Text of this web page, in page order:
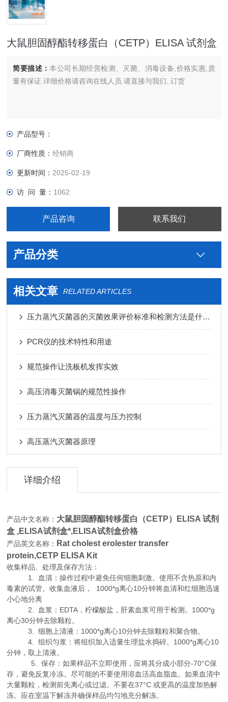
大鼠胆固醇酯转移蛋白（CETP）ELISA 试剂盒
简要描述：本公司长期经营检测、灭菌、消毒设备,价格实惠,质
量有保证.详细价格请咨询在线人员.请直接与我们..订货
产品型号：
厂商性质：经销商
更新时间： 2025-02-19
访 问 量： 1062
产品咨询 联系我们
产品分类
相关文章 RELATED ARTICLES
压力蒸汽灭菌器的灭菌效果评价标准和检测方法是什么？
PCR仪的技术特性和用途
规范操作让洗板机发挥实效
高压消毒灭菌锅的规范性操作
压力蒸汽灭菌器的温度与压力控制
高压蒸汽灭菌器原理
详细介绍
产品中文名称： 大鼠胆固醇酯转移蛋白（CETP）ELISA 试剂
盒 ,ELISA试剂盒*,ELISA试剂盒价格
产品英文名称： Rat cholest erolester transfer
protein,CETP ELISA Kit
收集样品、处理及保存方法：
1. 血清：操作过程中避免任何细胞刺激。使用不含热原和内
毒素的试管。收集血液后， 1000*g离心10分钟将血清和红细胞迅速
小心地分离
2. 血浆：EDTA，柠檬酸盐，肝素血浆可用于检测。1000*g
离心30分钟去除颗粒。
3. 细胞上清液：1000*g离心10分钟去除颗粒和聚合物。
4. 组织匀浆：将组织加入适量生理盐水捣碎。1000*g离心10
分钟，取上清液。
5. 保存：如果样品不立即使用，应将其分成小部分-70°C保
存，避免反复冷冻。尽可能的不要使用溶血活高血脂血。如果血清中
大量颗粒，检测前先离心或过滤。不要在37°C 或更高的温度加热解
冻。应在室温下解冻并确保样品均匀地充分解冻。